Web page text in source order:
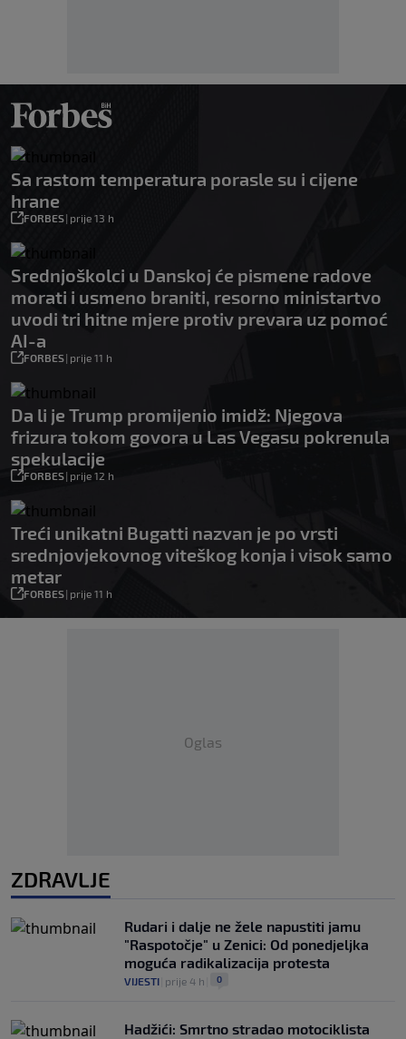
Sa rastom temperatura porasle su i cijene
hrane
FORBES| prije 13 h
Srednjoškolci u Danskoj će pismene radove
morati i usmeno braniti, resorno ministartvo
uvodi tri hitne mjere protiv prevara uz pomoć
AI-a
FORBES| prije 11 h
Da li je Trump promijenio imidž: Njegova
frizura tokom govora u Las Vegasu pokrenula
spekulacije
FORBES| prije 12 h
Treći unikatni Bugatti nazvan je po vrsti
srednjovjekovnog viteškog konja i visok samo
metar
FORBES| prije 11 h
Oglas
ZDRAVLJE
Rudari i dalje ne žele napustiti jamu
"Raspotočje" u Zenici: Od ponedjeljka
moguća radikalizacija protesta
VIJESTI prije 4 h 0
Hadžići: Smrtno stradao motociklista